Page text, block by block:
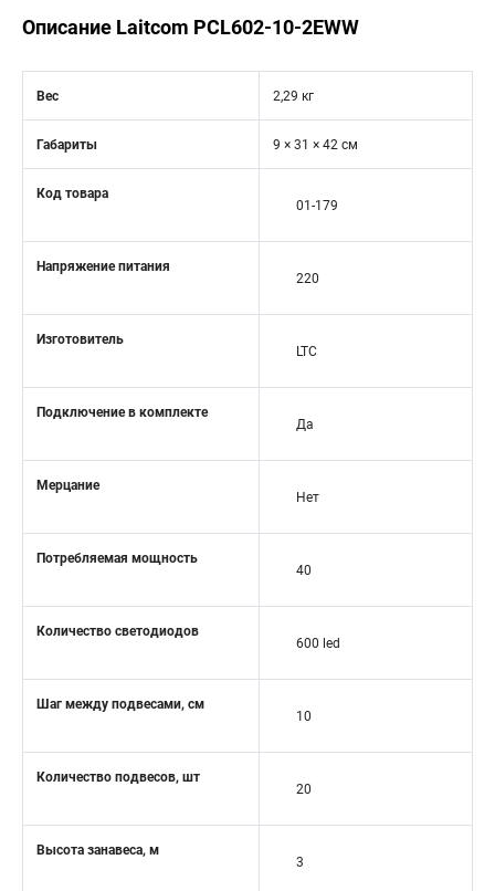
Описание Laitcom PCL602-10-2EWW
Вес 2,29 кг
Габариты 9 × 31 × 42 см
Код товара
01-179
Напряжение питания
220
Изготовитель
LTC
Подключение в комплекте
Да
Мерцание
Нет
Потребляемая мощность
40
Количество светодиодов
600 led
Шаг между подвесами, см
10
Количество подвесов, шт
20
Высота занавеса, м
3